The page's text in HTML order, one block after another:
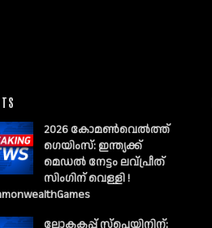
2026 കോമൺവെൽത്ത്
ഗെയിംസ്: ഇന്ത്യക്ക്
മെഡൽ നേട്ടം ലവ്പ്രീത്
സിംഗിന് വെള്ളി !
ലോകകപ്പ് സ്പെയിനിന്;